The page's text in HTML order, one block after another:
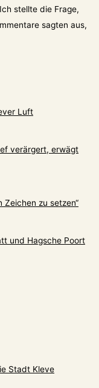
stellte die Frage,
sagten aus,
Luft
verärgert, erwägt
Zeichen zu setzen“
und Hagsche Poort
Stadt Kleve